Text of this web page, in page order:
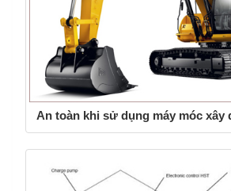
An toàn khi sử dụng máy móc xây